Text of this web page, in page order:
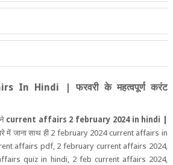
In Hindi |फरवरीके महत्‍वपूर्ण करंट
current affairs 2 february 2024 in hindi |
में जाना साथ ही 2 february 2024 current affairs in
affairs pdf, 2 february current affairs 2024,
quiz in hindi, 2 feb current affairs 2024,